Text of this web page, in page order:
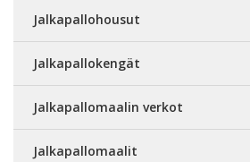
Jalkapallohousut
Jalkapallokengät
Jalkapallomaalin verkot
Jalkapallomaalit